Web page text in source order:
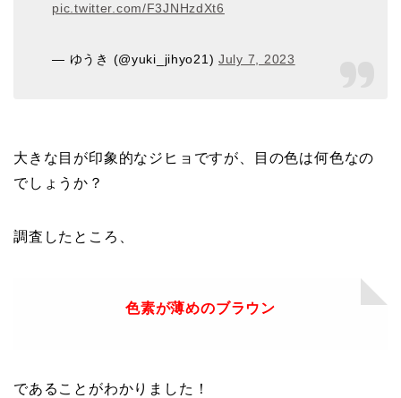
pic.twitter.com/F3JNHzdXt6
— ゆうき (@yuki_jihyo21)July 7, 2023
大きな目が印象的なジヒョですが、目の色は何色なの
でしょうか？
調査したところ、
色素が薄めのブラウン
であることがわかりました！